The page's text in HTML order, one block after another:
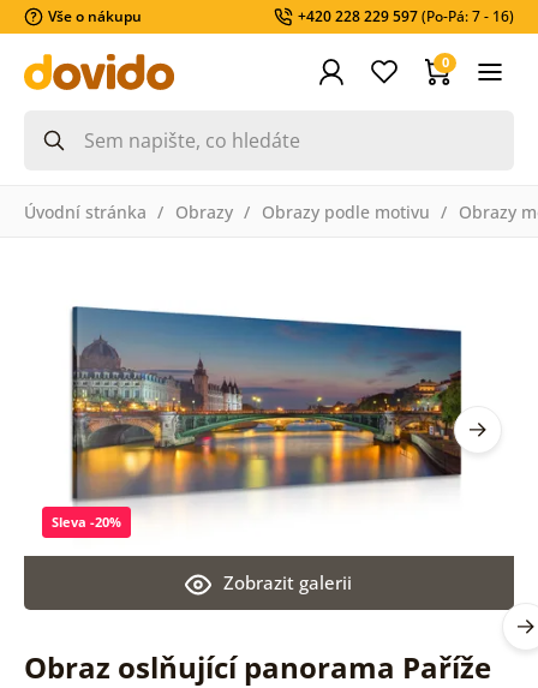
Vše o nákupu +420 228 229 597(Po-Pá: 7 - 16)
0
Úvodní stránka Obrazy Obrazy podle motivu Obrazy
Obraz oslňující panorama Paříže
Zobrazit galerii
Sleva -20%